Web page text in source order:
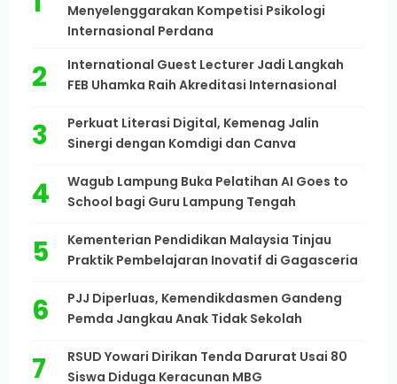
Menyelenggarakan Kompetisi Psikologi
Internasional Perdana
International Guest Lecturer Jadi Langkah
FEB Uhamka Raih Akreditasi Internasional
Perkuat Literasi Digital, Kemenag Jalin
Sinergi dengan Komdigi dan Canva
Wagub Lampung Buka Pelatihan AI Goes to
School bagi Guru Lampung Tengah
Kementerian Pendidikan Malaysia Tinjau
Praktik Pembelajaran Inovatif di Gagasceria
PJJ Diperluas, Kemendikdasmen Gandeng
Pemda Jangkau Anak Tidak Sekolah
RSUD Yowari Dirikan Tenda Darurat Usai 80
Siswa Diduga Keracunan MBG